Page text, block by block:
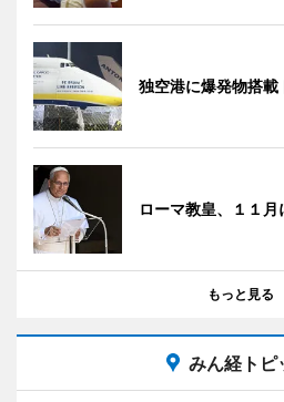
独空港に爆発物搭載
ローマ教皇、１１月
もっと見る
みん経トピ